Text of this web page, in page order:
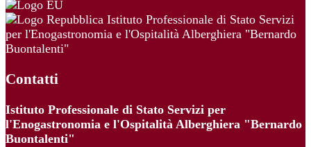
Istituto Professionale di Stato Servizi
per l'Enogastronomia e l'Ospitalità Alberghiera "Bernardo
Buontalenti"
Contatti
Istituto Professionale di Stato Servizi per
l'Enogastronomia e l'Ospitalità Alberghiera "Bernardo
Buontalenti"